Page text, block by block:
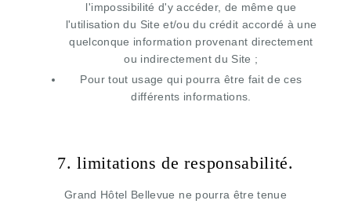
l'impossibilité d'y accéder, de même que
l'utilisation du Site et/ou du crédit accordé à une
quelconque information provenant directement
ou indirectement du Site ;
Pour tout usage qui pourra être fait de ces
différents informations.
7. limitations de responsabilité.
Grand Hôtel Bellevue ne pourra être tenue